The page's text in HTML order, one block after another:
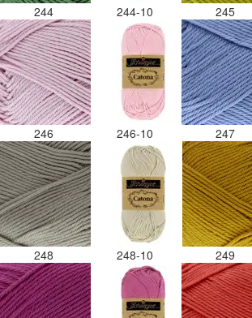
244 244-10 245
246 246-10 247
248 248-10 249